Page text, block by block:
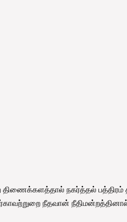
திணைக்களத்தால் நகர்த்தல்
நீதவான்